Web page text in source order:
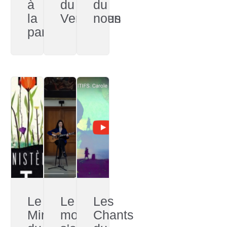
à
la
paresse
du
Verstohlen
du
nous
Le
Ministère
Le
monde
Les
Chants